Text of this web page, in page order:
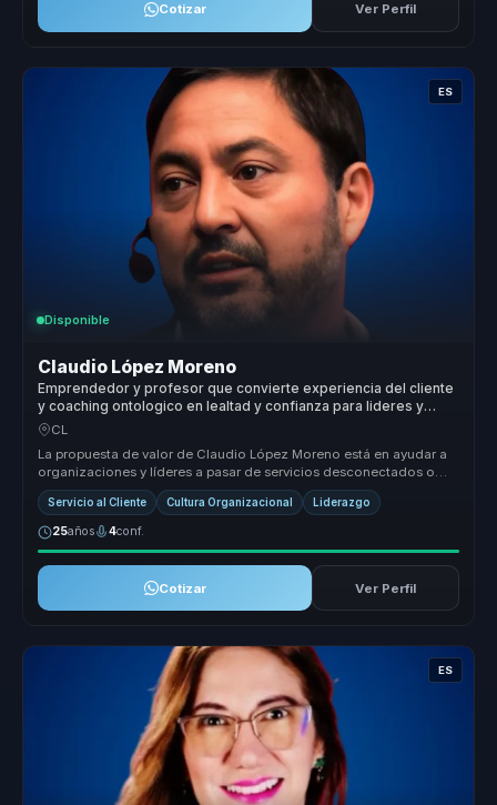
Cotizar Ver Perfil
ES
Disponible
Claudio López Moreno
Emprendedor y profesor que convierte experiencia del cliente
y coaching ontologico en lealtad y confianza para lideres y
equipos.
CL
La propuesta de valor de Claudio López Moreno está en ayudar a
organizaciones y líderes a pasar de servicios desconectados o
culturas poc...
Servicio al Cliente Cultura Organizacional Liderazgo
25años 4conf.
Cotizar Ver Perfil
ES